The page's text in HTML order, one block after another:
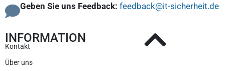
Geben Sie uns Feedback: feedback@it-sicherheit.de
INFORMATION
Kontakt
Über uns